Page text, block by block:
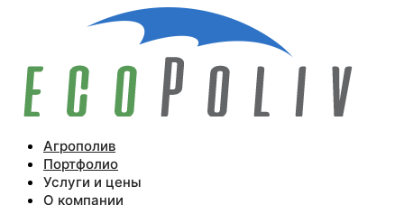
Агрополив
Портфолио
Услуги и цены
О компании